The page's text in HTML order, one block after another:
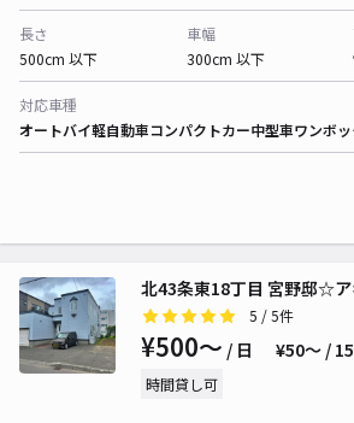
長さ
500cm 以下
車幅
300cm 以下
対応車種
オートバイ軽自動車コンパクトカー中型車ワンボッ
北43条東18丁目 宮野邸☆
5 / 5件
¥500〜 / 日 ¥50〜 /
時間貸し可